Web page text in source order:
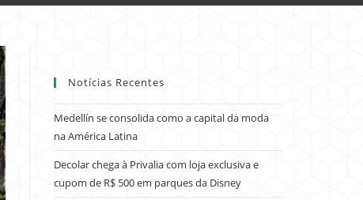
Notícias Recentes
Medellín se consolida como a capital da moda
na América Latina
Decolar chega à Privalia com loja exclusiva e
cupom de R$ 500 em parques da Disney